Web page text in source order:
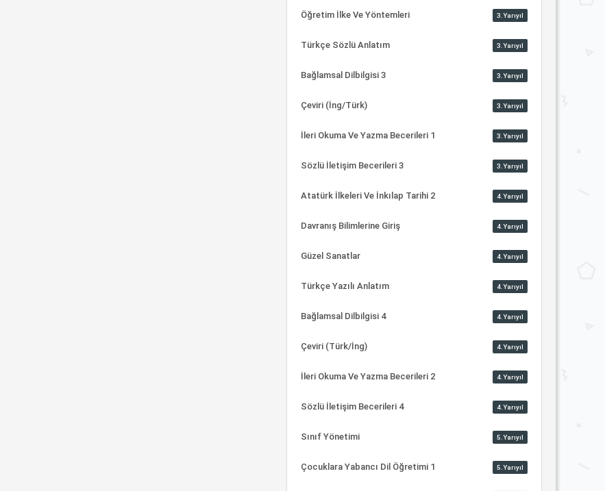
Öğretim İlke Ve Yöntemleri 3.Yarıyıl
Türkçe Sözlü Anlatım 3.Yarıyıl
Bağlamsal Dilbilgisi 3 3.Yarıyıl
Çeviri (İng/Türk) 3.Yarıyıl
İleri Okuma Ve Yazma Becerileri 1 3.Yarıyıl
Sözlü İletişim Becerileri 3 3.Yarıyıl
Atatürk İlkeleri Ve İnkılap Tarihi 2 4.Yarıyıl
Davranış Bilimlerine Giriş 4.Yarıyıl
Güzel Sanatlar 4.Yarıyıl
Türkçe Yazılı Anlatım 4.Yarıyıl
Bağlamsal Dilbilgisi 4 4.Yarıyıl
Çeviri (Türk/İng) 4.Yarıyıl
İleri Okuma Ve Yazma Becerileri 2 4.Yarıyıl
Sözlü İletişim Becerileri 4 4.Yarıyıl
Sınıf Yönetimi 5.Yarıyıl
Çocuklara Yabancı Dil Öğretimi 1 5.Yarıyıl